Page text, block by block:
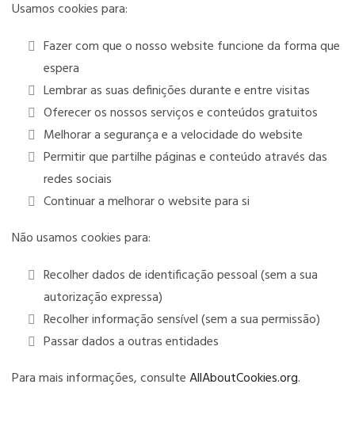
Usamos cookies para:
Fazer com que o nosso website funcione da forma que
espera
Lembrar as suas definições durante e entre visitas
Oferecer os nossos serviços e conteúdos gratuitos
Melhorar a segurança e a velocidade do website
Permitir que partilhe páginas e conteúdo através das
redes sociais
Continuar a melhorar o website para si
Não usamos cookies para:
Recolher dados de identificação pessoal (sem a sua
autorização expressa)
Recolher informação sensível (sem a sua permissão)
Passar dados a outras entidades
Para mais informações, consulteAllAboutCookies.org.